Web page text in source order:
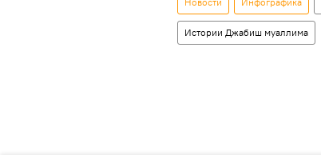
Истории Джабиш муаллима